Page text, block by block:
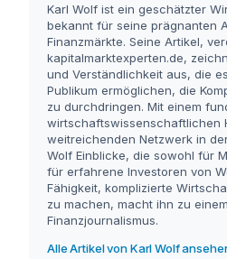
Karl Wolf ist ein geschätzter
bekannt für seine prägnanten
Finanzmärkte. Seine Artikel,
kapitalmarktexperten.de,
und Verständlichkeit aus, die
Publikum ermöglichen, die
zu durchdringen. Mit einem
wirtschaftswissenschaftlichen
weitreichenden Netzwerk in
Wolf Einblicke, die sowohl für
für erfahrene Investoren von
Fähigkeit, komplizierte
zu machen, macht ihn zu
Finanzjournalismus.
Alle Artikel von Karl Wolf